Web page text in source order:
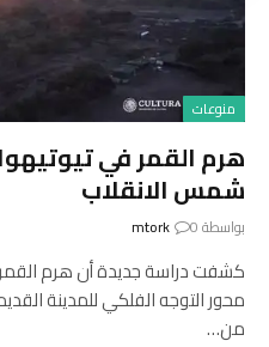
منوعات
هرم القمر في
شمس الانقلاب
بواسطة mtork 0
كشفت دراسة جديدة أن هرم
محور التوجه الفلكي للمدينة
من…